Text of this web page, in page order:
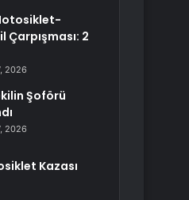
Çarpışması: 2
2026
Şoförü
2026
Kazası